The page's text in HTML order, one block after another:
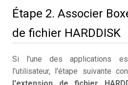
Étape 2. Associer
de fichier HARDDISK
Si l'une des applications
l'utilisateur, l'étape suivante